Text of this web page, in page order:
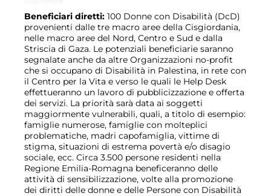
Beneficiari diretti: 100 Donne con Disabilità (DcD)
provenienti dalle tre macro aree della Cisgiordania,
nelle macro aree del Nord, Centro e Sud e dalla
Striscia di Gaza. Le potenziali beneficiarie saranno
segnalate anche da altre Organizzazioni no-profit
che si occupano di Disabilità in Palestina, in rete con
il Centro per la Vita e verso le quali le Help Desk
effettueranno un lavoro di pubblicizzazione e offerta
dei servizi. La priorità sarà data ai soggetti
maggiormente vulnerabili, quali, a titolo di esempio:
famiglie numerose, famiglie con molteplici
problematiche, madri capofamiglia, vittime di
stigma, situazioni di estrema povertà e/o disagio
sociale, ecc. Circa 3.500 persone residenti nella
Regione Emilia-Romagna beneficeranno delle
attività di sensibilizzazione, volte alla promozione
dei diritti delle donne e delle Persone con Disabilità